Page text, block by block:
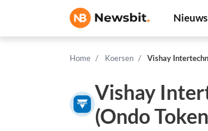
Nieuws
Home Koersen Vishay
Vishay
(Ondo